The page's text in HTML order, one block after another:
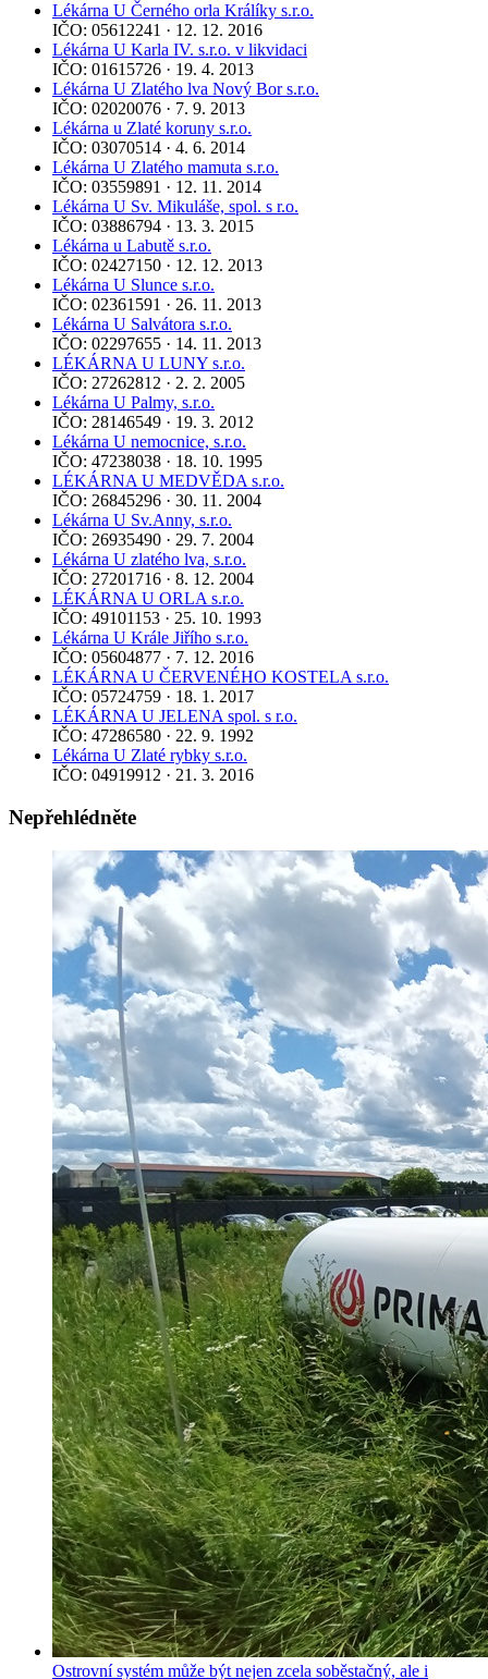
Lékárna U Černého orla Králíky s.r.o.
IČO: 05612241 · 12. 12. 2016
Lékárna U Karla IV. s.r.o. v likvidaci
IČO: 01615726 · 19. 4. 2013
Lékárna U Zlatého lva Nový Bor s.r.o.
IČO: 02020076 · 7. 9. 2013
Lékárna u Zlaté koruny s.r.o.
IČO: 03070514 · 4. 6. 2014
Lékárna U Zlatého mamuta s.r.o.
IČO: 03559891 · 12. 11. 2014
Lékárna U Sv. Mikuláše, spol. s r.o.
IČO: 03886794 · 13. 3. 2015
Lékárna u Labutě s.r.o.
IČO: 02427150 · 12. 12. 2013
Lékárna U Slunce s.r.o.
IČO: 02361591 · 26. 11. 2013
Lékárna U Salvátora s.r.o.
IČO: 02297655 · 14. 11. 2013
LÉKÁRNA U LUNY s.r.o.
IČO: 27262812 · 2. 2. 2005
Lékárna U Palmy, s.r.o.
IČO: 28146549 · 19. 3. 2012
Lékárna U nemocnice, s.r.o.
IČO: 47238038 · 18. 10. 1995
LÉKÁRNA U MEDVĚDA s.r.o.
IČO: 26845296 · 30. 11. 2004
Lékárna U Sv.Anny, s.r.o.
IČO: 26935490 · 29. 7. 2004
Lékárna U zlatého lva, s.r.o.
IČO: 27201716 · 8. 12. 2004
LÉKÁRNA U ORLA s.r.o.
IČO: 49101153 · 25. 10. 1993
Lékárna U Krále Jiřího s.r.o.
IČO: 05604877 · 7. 12. 2016
LÉKÁRNA U ČERVENÉHO KOSTELA s.r.o.
IČO: 05724759 · 18. 1. 2017
LÉKÁRNA U JELENA spol. s r.o.
IČO: 47286580 · 22. 9. 1992
Lékárna U Zlaté rybky s.r.o.
IČO: 04919912 · 21. 3. 2016
Nepřehlédněte
Ostrovní systém může být nejen zcela soběstačný, ale i